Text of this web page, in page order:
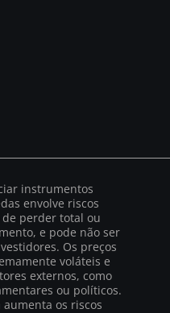
instrumentos
envolve riscos
perder total ou
e pode não ser
Os preços
voláteis e
externos, como
ou políticos.
os riscos